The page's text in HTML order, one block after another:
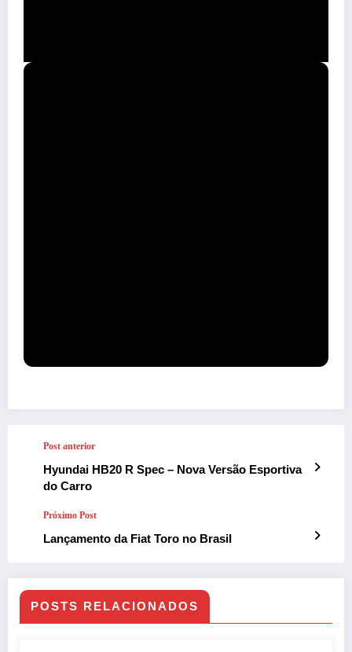
Post anterior
Hyundai HB20 R Spec – Nova Versão Esportiva
do Carro
Próximo Post
Lançamento da Fiat Toro no Brasil
POSTS RELACIONADOS